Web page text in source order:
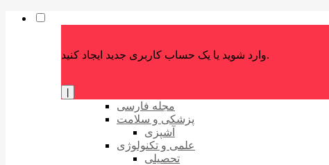
وارد شوید یا یک حساب کاربری جدید ایجاد کنید.
مجله فارسی
پزشکی و سلامت
آشپزی
علمی و تکنولوژی
تحصیلی